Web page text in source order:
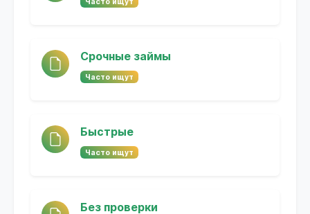
Срочные займы
Часто ищут
Быстрые
Часто ищут
Без проверки